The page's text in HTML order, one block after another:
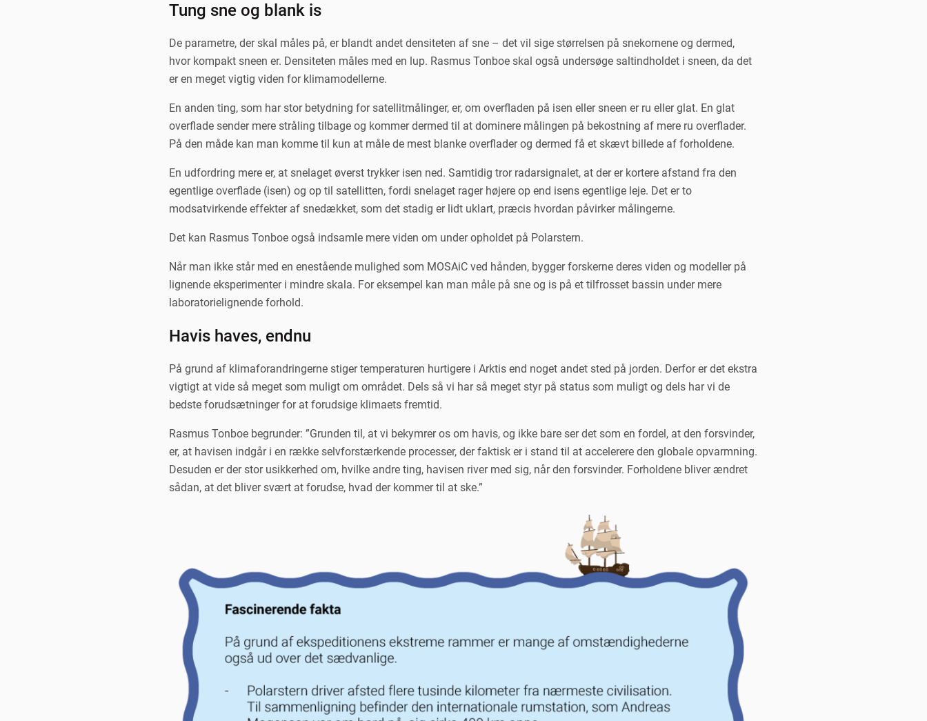
Tung sne og blank is
De parametre, der skal måles på, er blandt andet densiteten af sne – det vil sige størrelsen på snekornene og dermed,
hvor kompakt sneen er. Densiteten måles med en lup. Rasmus Tonboe skal også undersøge saltindholdet i sneen, da det
er en meget vigtig viden for klimamodellerne.
En anden ting, som har stor betydning for satellitmålinger, er, om overfladen på isen eller sneen er ru eller glat. En glat
overflade sender mere stråling tilbage og kommer dermed til at dominere målingen på bekostning af mere ru overflader.
På den måde kan man komme til kun at måle de mest blanke overflader og dermed få et skævt billede af forholdene.
En udfordring mere er, at snelaget øverst trykker isen ned. Samtidig tror radarsignalet, at der er kortere afstand fra den
egentlige overflade (isen) og op til satellitten, fordi snelaget rager højere op end isens egentlige leje. Det er to
modsatvirkende effekter af snedækket, som det stadig er lidt uklart, præcis hvordan påvirker målingerne.
Det kan Rasmus Tonboe også indsamle mere viden om under opholdet på Polarstern.
Når man ikke står med en enestående mulighed som MOSAiC ved hånden, bygger forskerne deres viden og modeller på
lignende eksperimenter i mindre skala. For eksempel kan man måle på sne og is på et tilfrosset bassin under mere
laboratorielignende forhold.
Havis haves, endnu
På grund af klimaforandringerne stiger temperaturen hurtigere i Arktis end noget andet sted på jorden. Derfor er det ekstra
vigtigt at vide så meget som muligt om området. Dels så vi har så meget styr på status som muligt og dels har vi de
bedste forudsætninger for at forudsige klimaets fremtid.
Rasmus Tonboe begrunder: ”Grunden til, at vi bekymrer os om havis, og ikke bare ser det som en fordel, at den forsvinder,
er, at havisen indgår i en række selvforstærkende processer, der faktisk er i stand til at accelerere den globale opvarmning.
Desuden er der stor usikkerhed om, hvilke andre ting, havisen river med sig, når den forsvinder. Forholdene bliver ændret
sådan, at det bliver svært at forudse, hvad der kommer til at ske.”